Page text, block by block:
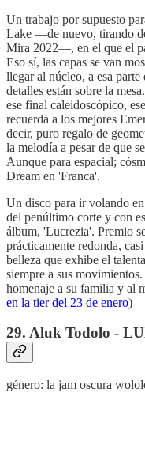
Un trabajo por supuesto
Lake —de nuevo, tirando
Mira 2022—, en el que el
Eso sí, las capas se van
llegar al núcleo, a esa
detalles están sobre la
ese final caleidoscópico,
recuerda a los mejores
decir, puro regalo de
la melodía a pesar de que
Aunque para espacial;
Dream en 'Franca'.
Un disco para ir volando
del penúltimo corte y con
álbum, 'Lucrezia'. Premio
prácticamente redonda,
belleza que exhibe el
siempre a sus
homenaje a su familia y al
en la tier del 23 de enero)
29. Aluk Todolo -
género: la jam oscura